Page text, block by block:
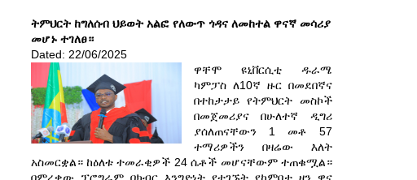
ትምህርት ከግለሰብ ህይወት አልፎ የለውጥ ጎዳና ለመከተል ዋናኛ መሳሪያ
መሆኑ ተገለፀ።
Dated: 22/06/2025
ዋቸሞ ዩኒቨርሲቲ ዱራሜ
ካምፓስ ለ10ኛ ዙር በመደበኛና
በተከታታይ የትምህርት መስኮች
በመጀመሪያና በሁለተኛ ዲግሪ
ያሰለጠናቸውን 1 መቶ 57
ተማሪዎችን በዛሬው እለት
አስመርቋል። ከዕለቱ ተመራቂዎች 24 ሴቶች መሆናቸውም ተጠቁሟል።